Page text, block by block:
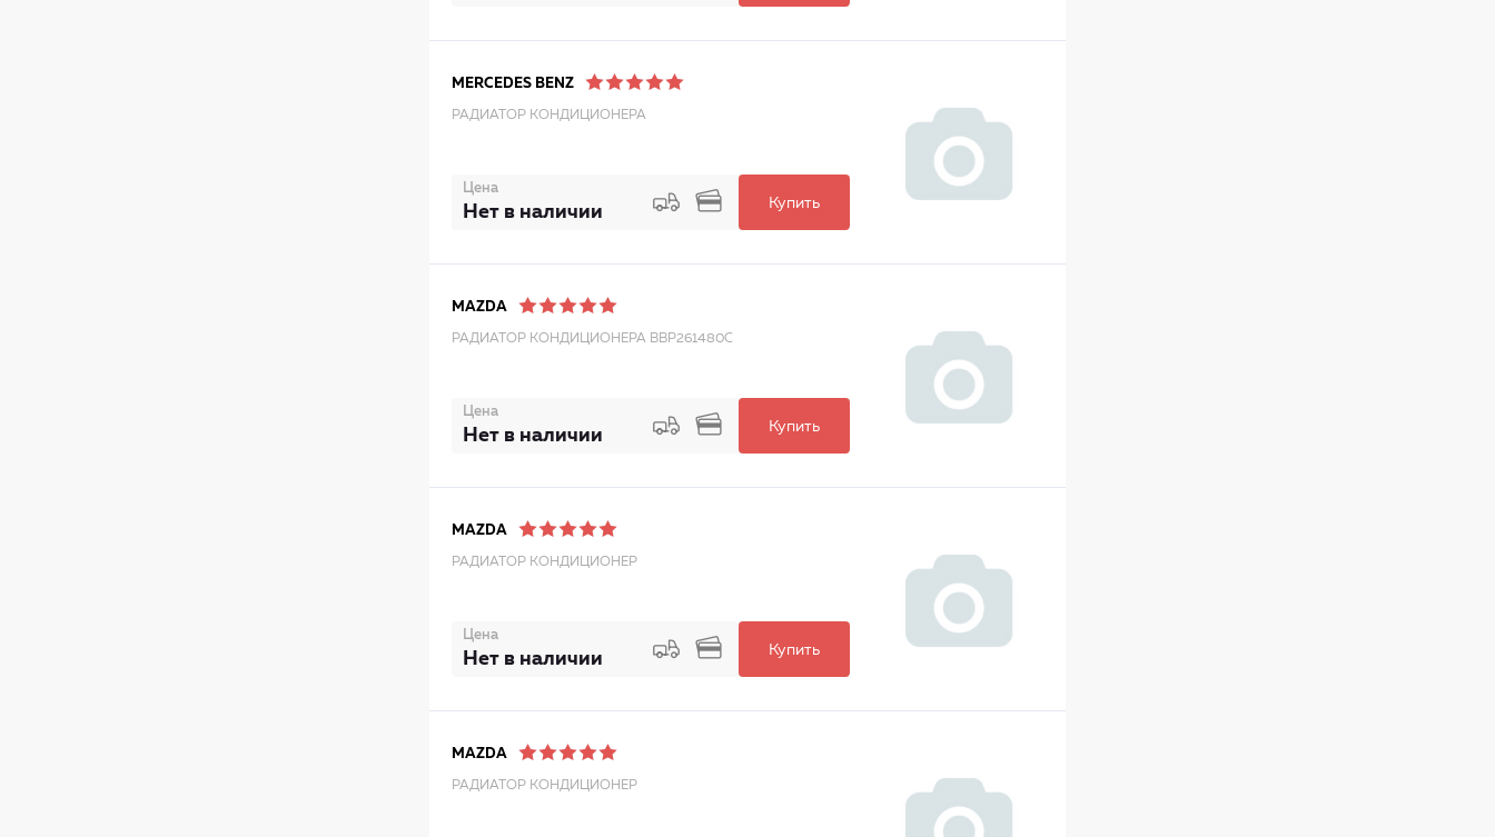
MERCEDES BENZ
РАДИАТОР КОНДИЦИОНЕРА
Цена
Нет в наличии Купить
MAZDA
РАДИАТОР КОНДИЦИОНЕРА BBP261480C
Цена
Нет в наличии Купить
MAZDA
РАДИАТОР КОНДИЦИОНЕР
Цена
Нет в наличии Купить
MAZDA
РАДИАТОР КОНДИЦИОНЕР